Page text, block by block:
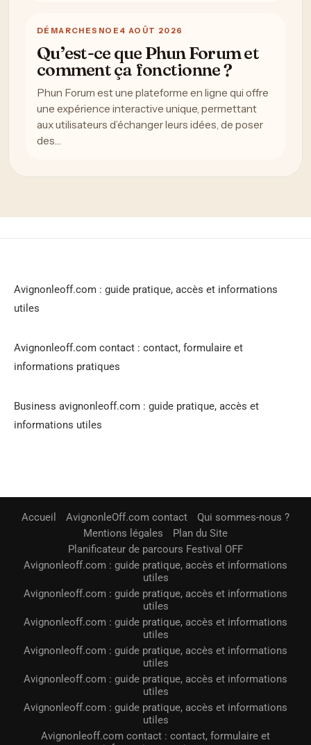
DÉMARCHES NOE 4 AOÛT 2026
Qu’est-ce que Phun Forum et
comment ça fonctionne ?
Phun Forum est une plateforme en ligne qui offre
une expérience interactive unique, permettant
aux utilisateurs d’échanger leurs idées, de poser
des…
Avignonleoff.com : guide pratique, accès et informations
utiles
Avignonleoff.com contact : contact, formulaire et
informations pratiques
Business avignonleoff.com : guide pratique, accès et
informations utiles
Accueil AvignonleOff.com contact
Qui sommes-nous ?
Mentions légales
Plan du Site
Planificateur de parcours Festival OFF
Avignonleoff.com : guide pratique, accès et informations
utiles
Avignonleoff.com : guide pratique, accès et informations
utiles
Avignonleoff.com : guide pratique, accès et informations
utiles
Avignonleoff.com : guide pratique, accès et informations
utiles
Avignonleoff.com : guide pratique, accès et informations
utiles
Avignonleoff.com : guide pratique, accès et informations
utiles
Avignonleoff.com contact : contact, formulaire et